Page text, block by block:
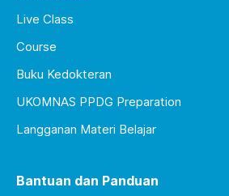
Live Class
Course
Buku Kedokteran
UKOMNAS PPDG Preparation
Langganan Materi Belajar
Bantuan dan Panduan